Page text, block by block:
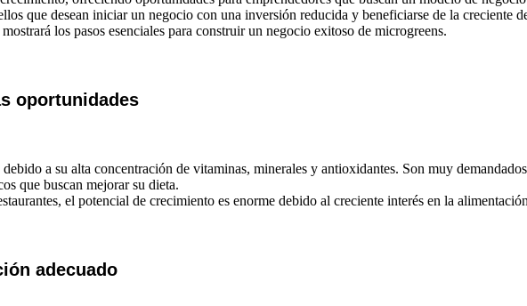
que desean iniciar un negocio con una inversión reducida y beneficiarse de la creciente
los pasos esenciales para construir un negocio exitoso de microgreens.
oportunidades
a su alta concentración de vitaminas, minerales y antioxidantes. Son muy
que buscan mejorar su dieta.
el potencial de crecimiento es enorme debido al creciente interés en la
adecuado